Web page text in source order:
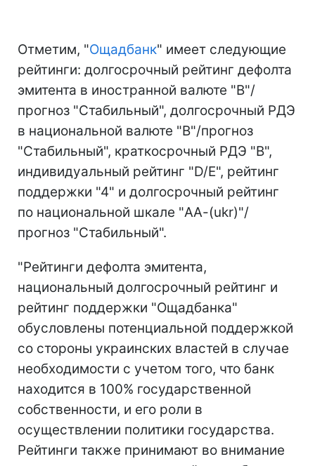
Отметим, "Ощадбанк" имеет следующие
рейтинги: долгосрочный рейтинг дефолта
эмитента в иностранной валюте "B"/
прогноз "Стабильный", долгосрочный РДЭ
в национальной валюте "B"/прогноз
"Стабильный", краткосрочный РДЭ "B",
индивидуальный рейтинг "D/E", рейтинг
поддержки "4" и долгосрочный рейтинг
по национальной шкале "AA-(ukr)"/
прогноз "Стабильный".
"Рейтинги дефолта эмитента,
национальный долгосрочный рейтинг и
рейтинг поддержки "Ощадбанка"
обусловлены потенциальной поддержкой
со стороны украинских властей в случае
необходимости с учетом того, что банк
находится в 100% государственной
собственности, и его роли в
осуществлении политики государства.
Рейтинги также принимают во внимание